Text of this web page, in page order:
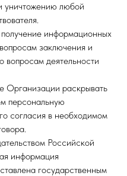
уничтожению любой
информационных
заключения и
вопросам деятельности
Организации раскрывать
персональную
согласия в необходимом
Российской
информация
государственным